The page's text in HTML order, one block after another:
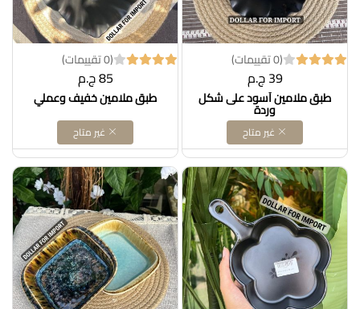
(0 تقييمات)
39 ج.م
طبق ملامين أسود على شكل
وردة
غير متاح
(0 تقييمات)
85 ج.م
طبق ملامين خفيف وعملي
غير متاح